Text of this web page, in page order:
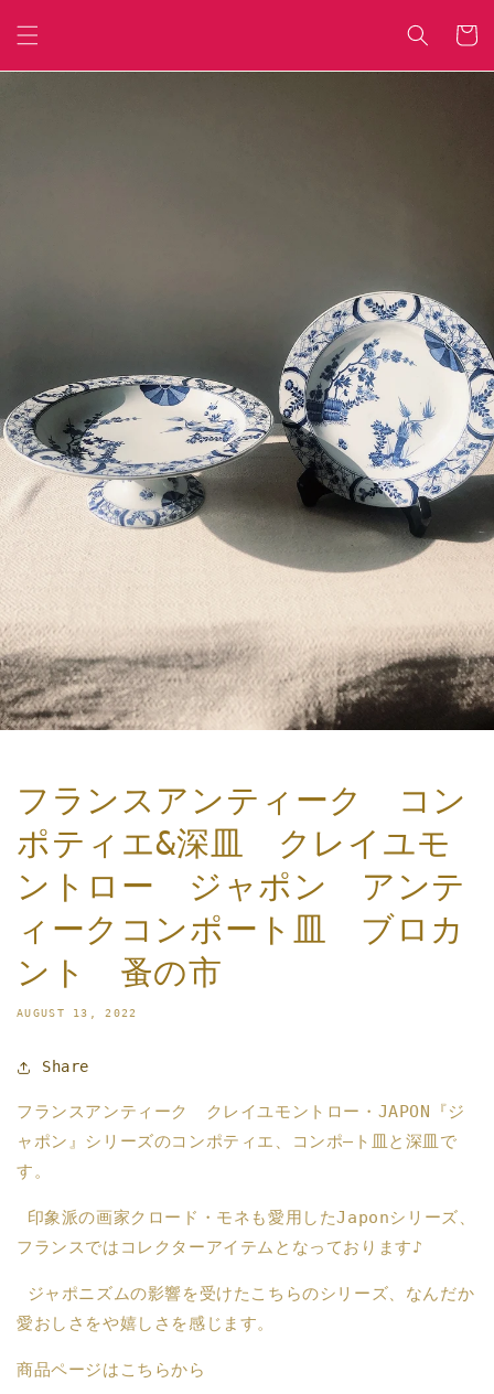
content
Cart
フランスアンティーク コン
ポティエ&深皿 クレイユモ
ントロー ジャポン アンテ
ィークコンポート皿 ブロカ
ント 蚤の市
AUGUST 13, 2022
Share
フランスアンティーク クレイユモントロー・JAPON『ジ
ャポン』シリーズのコンポティエ、コンポ―ト皿と深皿で
す。
印象派の画家クロード・モネも愛用したJaponシリーズ、
フランスではコレクターアイテムとなっております♪
ジャポニズムの影響を受けたこちらのシリーズ、なんだか
愛おしさをや嬉しさを感じます。
商品ページはこちらから